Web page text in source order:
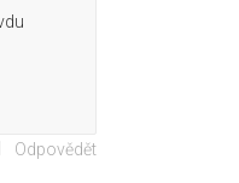
Odpovědět